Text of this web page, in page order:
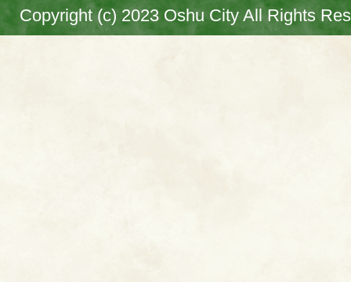
Copyright (c) 2023 Oshu City All Rights